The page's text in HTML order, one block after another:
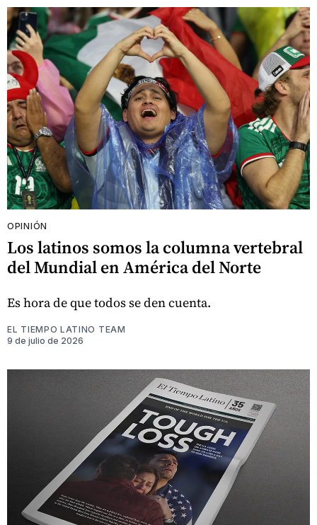
OPINIÓN
Los latinos somos la columna vertebral
del Mundial en América del Norte
Es hora de que todos se den cuenta.
EL TIEMPO LATINO TEAM
9 de julio de 2026